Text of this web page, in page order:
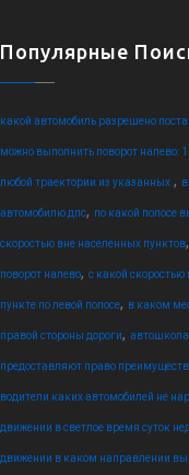
Популярные
какой автомобиль разрешено
можно выполнить поворот налево: 1
любой траектории из указанных. ,
автомобилю дпс, по какой полосе
скоростью вне населенных пунктов,
поворот налево, с какой
пункте по левой полосе, в каком
правой стороны дороги, автошкола
предоставляют право
водители каких автомобилей не
движении в светлое время суток
движении в каком направлении вы